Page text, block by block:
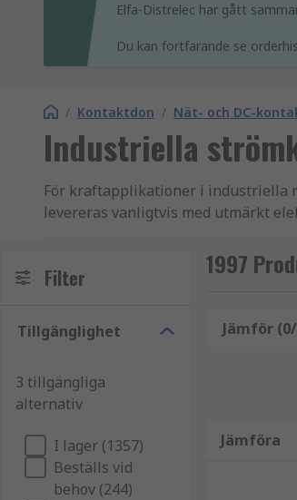
Elfa-Distrelec har gått
Du kan fortfarande se
/ Kontaktdon / Nät- och DC-
Industriella
För kraftapplikationer i industriella
levereras vanligtvis med utmärkt
Kontakterna är lätta att montera
Användningsområden och miljö
RS-sortimentet av industriella
lämpliga för användning i miljöer
Egenskaper och fördelar:
Filter
Tillgänglighet
3 tillgängliga
alternativ
I lager (1357)
Beställs vid
behov (244)
1997
Jämför
Jämföra